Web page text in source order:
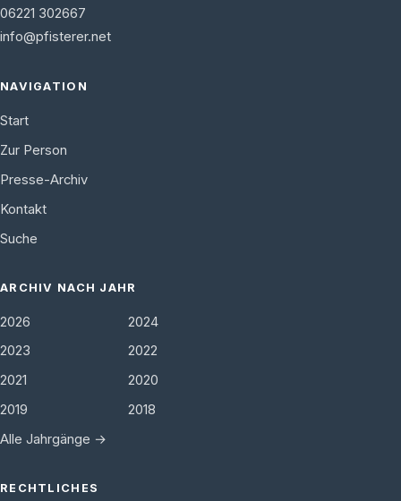
06221 302667
info@pfisterer.net
NAVIGATION
Start
Zur Person
Presse-Archiv
Kontakt
Suche
ARCHIV NACH JAHR
2026
2024
2023
2022
2021
2020
2019
2018
Alle Jahrgänge →
RECHTLICHES